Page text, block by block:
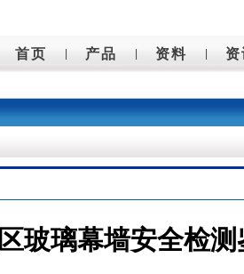
首页 产品 资料 资
玻璃幕墙安全检